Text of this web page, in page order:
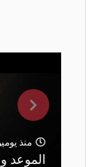
منذ
الموعد